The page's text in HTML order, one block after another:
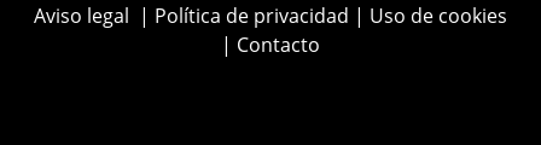
Aviso legal | Política de privacidad | Uso de cookies
| Contacto